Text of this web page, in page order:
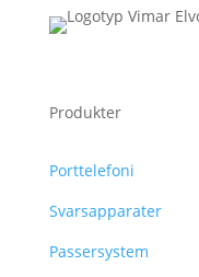
Produkter
Porttelefoni
Svarsapparater
Passersystem